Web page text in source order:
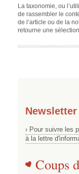
La taxonomie, ou
de rassembler le
de l’article ou de la
retourne une
Newsletter
› Pour suivre les
à la lettre
Coups